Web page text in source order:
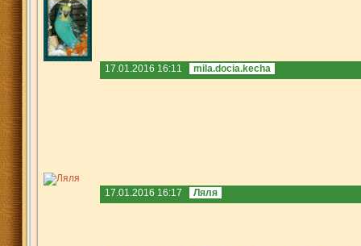
17.01.2016 16:11 mila.docia.kecha
17.01.2016 16:17 Ляля